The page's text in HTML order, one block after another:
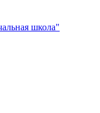
школа"